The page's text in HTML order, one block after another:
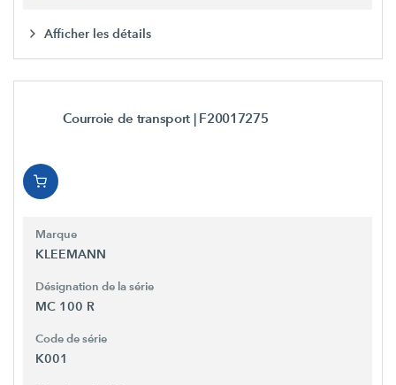
Afficher les détails
Courroie de transport | F20017275
Marque
KLEEMANN
Désignation de la série
MC 100 R
Code de série
K001